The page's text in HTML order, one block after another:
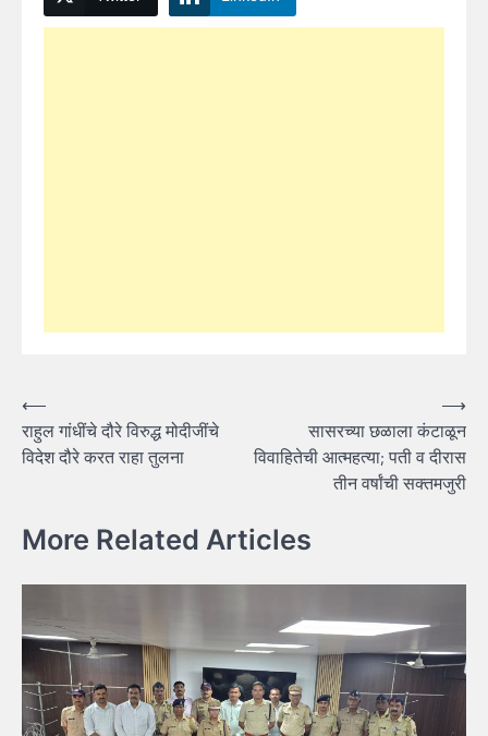
Post
navigation
⟵
राहुल गांधींचे दौरे विरुद्ध मोदीजींचे
विदेश दौरे करत राहा तुलना
सासरच्या छळाला कंटाळून
विवाहितेची आत्महत्या; पती व दीरास
तीन वर्षांची सक्तमजुरी
⟶
More Related Articles